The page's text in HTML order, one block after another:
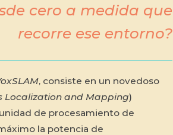
cero a medida que
recorre ese entorno?
, consiste en un novedoso
Localization and Mapping)
de procesamiento de
la potencia de